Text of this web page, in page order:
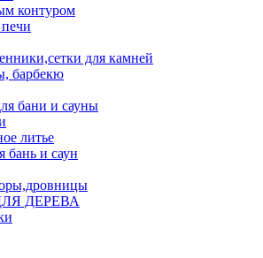
контуром
для камней
барбекю
бани и сауны
литье
бань и саун
ДЕРЕВА